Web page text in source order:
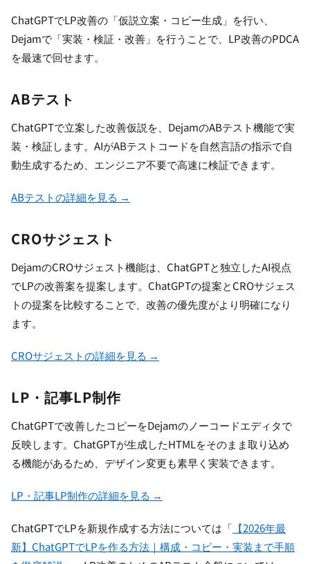
ChatGPTでLP改善の「仮説立案・コピー生成」を行い、
Dejamで「実装・検証・改善」を行うことで、LP改善のPDCA
を最速で回せます。
ABテスト
ChatGPTで立案した改善仮説を、DejamのABテスト機能で実
装・検証します。AIがABテストコードを自然言語の指示で自
動生成するため、エンジニア不要で高速に検証できます。
ABテストの詳細を見る →
CROサジェスト
DejamのCROサジェスト機能は、ChatGPTと独立したAI視点
でLPの改善案を提案します。ChatGPTの提案とCROサジェス
トの提案を比較することで、改善の優先度がより明確になり
ます。
CROサジェストの詳細を見る →
LP・記事LP制作
ChatGPTで改善したコピーをDejamのノーコードエディタで
反映します。ChatGPTが生成したHTMLをそのまま取り込め
る機能があるため、デザイン変更も素早く実装できます。
LP・記事LP制作の詳細を見る →
ChatGPTでLPを新規作成する方法については「 【2026年最
新】ChatGPTでLPを作る方法｜構成・コピー・実装まで手順